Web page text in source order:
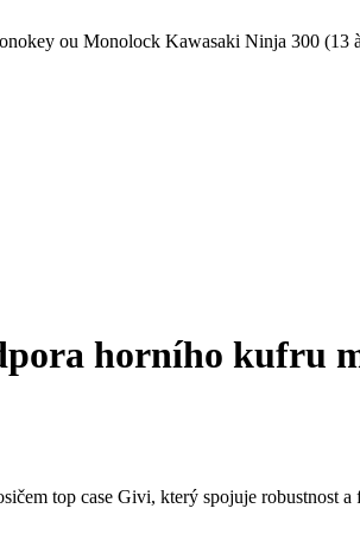
ou Monolock Kawasaki Ninja 300 (13
horního kufru
top case Givi, který spojuje robustnost